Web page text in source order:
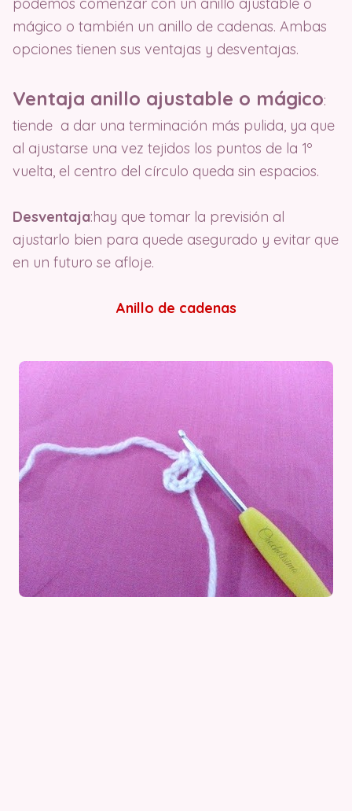
podemos comenzar con un anillo ajustable o
mágico o también un anillo de cadenas. Ambas
opciones tienen sus ventajas y desventajas.
Ventaja anillo ajustable o mágico:
tiende a dar una terminación más pulida, ya que
al ajustarse una vez tejidos los puntos de la 1º
vuelta, el centro del círculo queda sin espacios.
Desventaja:hay que tomar la previsión al
ajustarlo bien para quede asegurado y evitar que
en un futuro se afloje.
Anillo de cadenas